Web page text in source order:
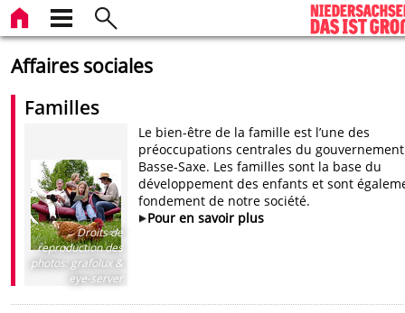
Affaires sociales
Familles
Droits de
reproduction des
photos: grafolux &
eye-server
Le bien-être de la famille est l’une des
préoccupations centrales du
Basse-Saxe. Les familles sont la base du
développement des enfants et sont
fondement de notre société.
Pour en savoir plus